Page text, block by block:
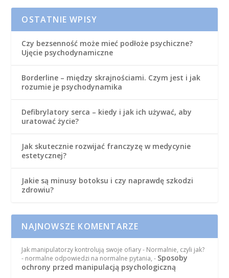
OSTATNIE WPISY
Czy bezsenność może mieć podłoże psychiczne?
Ujęcie psychodynamiczne
Borderline – między skrajnościami. Czym jest i jak
rozumie je psychodynamika
Defibrylatory serca – kiedy i jak ich używać, aby
uratować życie?
Jak skutecznie rozwijać franczyzę w medycynie
estetycznej?
Jakie są minusy botoksu i czy naprawdę szkodzi
zdrowiu?
NAJNOWSZE KOMENTARZE
Jak manipulatorzy kontrolują swoje ofiary - Normalnie, czyli jak?
- normalne odpowiedzi na normalne pytania, - Sposoby
ochrony przed manipulacją psychologiczną